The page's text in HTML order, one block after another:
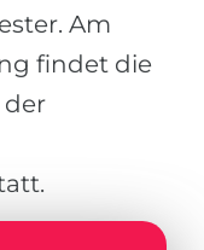
Am
findet die
der